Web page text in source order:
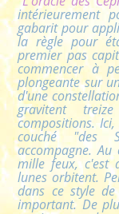
intérieurement
gabarit pour
la règle pour
premier pas
commencer à
plongeante sur
d'une
gravitent
compositions.
couché "des
accompagne.
mille feux, c'est
lunes orbitent.
dans ce style
important. De